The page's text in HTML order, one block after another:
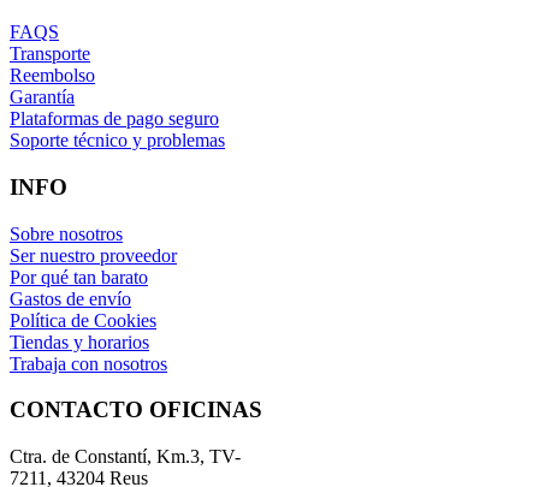
FAQS
Transporte
Reembolso
Garantía
Plataformas de pago seguro
Soporte técnico y problemas
INFO
Sobre nosotros
Ser nuestro proveedor
Por qué tan barato
Gastos de envío
Política de Cookies
Tiendas y horarios
Trabaja con nosotros
CONTACTO OFICINAS
Ctra. de Constantí, Km.3, TV-
7211, 43204 Reus